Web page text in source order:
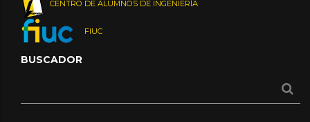
CENTRO DE ALUMNOS DE INGENIERÍA
FIUC
BUSCADOR